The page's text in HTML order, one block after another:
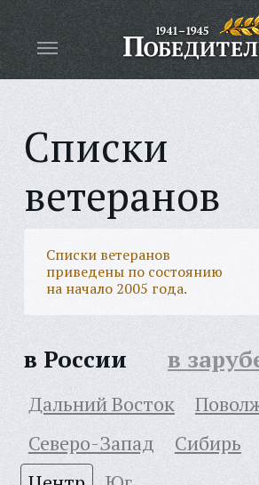
Списки
ветеранов
Списки ветеранов
приведены по состоянию
на начало 2005 года.
в России в
Дальний Восток
Северо-Запад
Сибирь